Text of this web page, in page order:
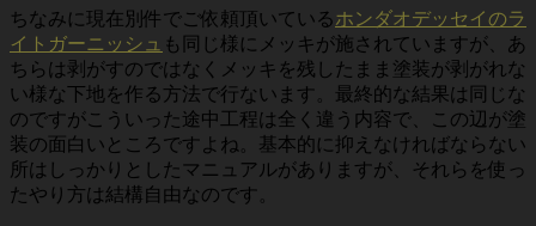
ちなみに現在別件でご依頼頂いているホンダオデッセイのラ
イトガーニッシュ も同じ様にメッキが施されていますが、あ
ちらは剥がすのではなくメッキを残したまま塗装が剥がれな
い様な下地を作る方法で行ないます。最終的な結果は同じな
のですがこういった途中工程は全く違う内容で、この辺が塗
装の面白いところですよね。基本的に抑えなければならない
所はしっかりとしたマニュアルがありますが、それらを使っ
たやり方は結構自由なのです。